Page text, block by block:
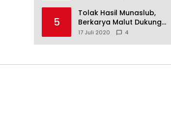
5
Tolak Hasil Munaslub,
Berkarya Malut Dukung
Tommy Soeharto
17 Juli 2020 4